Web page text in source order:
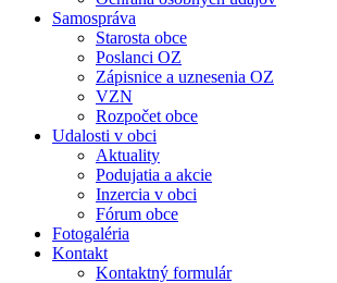
Samospráva
Starosta obce
Poslanci OZ
Zápisnice a uznesenia OZ
VZN
Rozpočet obce
Udalosti v obci
Aktuality
Podujatia a akcie
Inzercia v obci
Fórum obce
Fotogaléria
Kontakt
Kontaktný formulár